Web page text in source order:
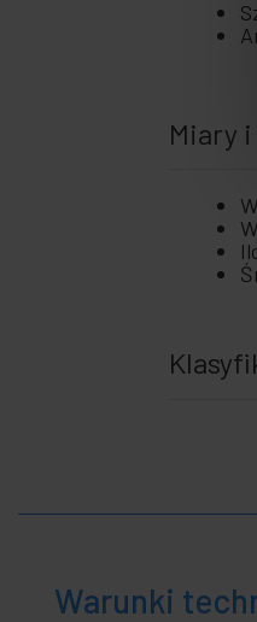
System mocowania
Bezpieczeństwo,
+
Miary
Warunki